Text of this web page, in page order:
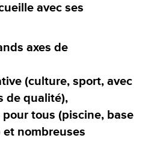
avec ses
axes de
(culture, sport, avec
de qualité),
tous (piscine, base
nombreuses